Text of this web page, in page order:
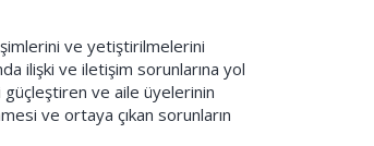
ve yetiştirilmelerini
ilişki ve iletişim sorunlarına yol
güçleştiren ve aile üyelerinin
ve ortaya çıkan sorunların